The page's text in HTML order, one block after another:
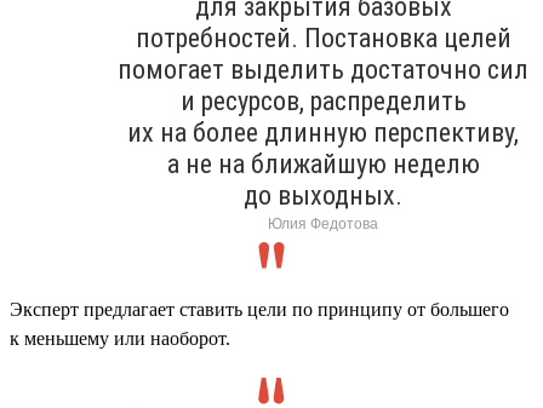
для закрытия базовых
потребностей. Постановка целей
помогает выделить достаточно сил
и ресурсов, распределить
их на более длинную перспективу,
а не на ближайшую неделю
до выходных.
Юлия Федотова
Эксперт предлагает ставить цели по принципу от большего
к меньшему или наоборот.